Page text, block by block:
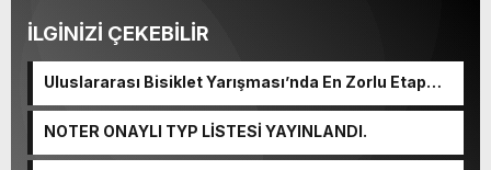
İLGİNİZİ ÇEKEBİLİR
Uluslararası Bisiklet Yarışması’nda En Zorlu Etap
Tamamlandı.
NOTER ONAYLI TYP LİSTESİ YAYINLANDI.